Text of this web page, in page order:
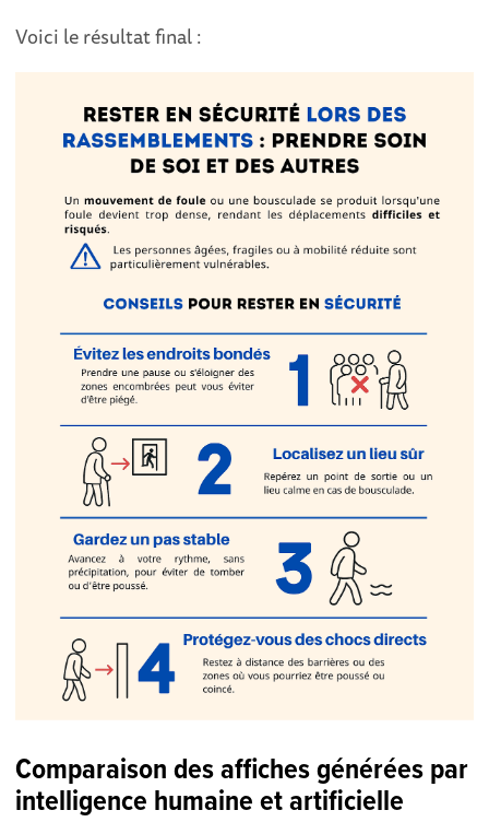
Voici le résultat final :
Comparaison des affiches générées par
intelligence humaine et artificielle